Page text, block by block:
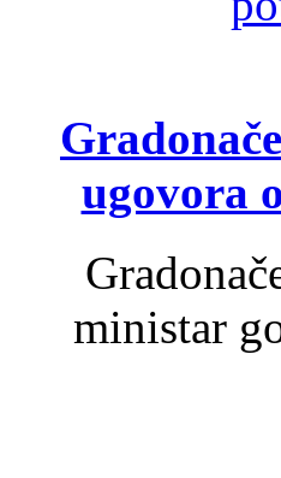
ugovora
ministar